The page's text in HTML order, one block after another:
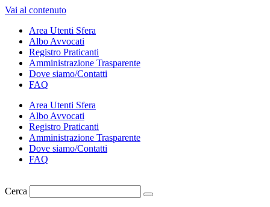
Vai al contenuto
Area Utenti Sfera
Albo Avvocati
Registro Praticanti
Amministrazione Trasparente
Dove siamo/Contatti
FAQ
Area Utenti Sfera
Albo Avvocati
Registro Praticanti
Amministrazione Trasparente
Dove siamo/Contatti
FAQ
Cerca